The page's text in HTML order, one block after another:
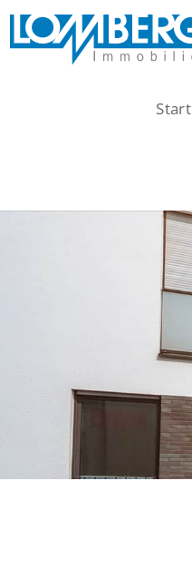
Zum
Inhalt
Start